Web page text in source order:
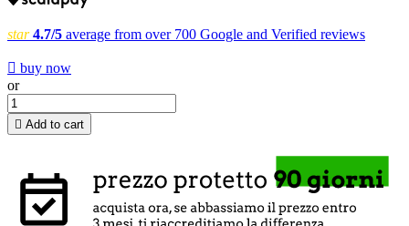
star 4.7/5 average from over 700 Google and Verified reviews
 buy now
or
 Add to cart